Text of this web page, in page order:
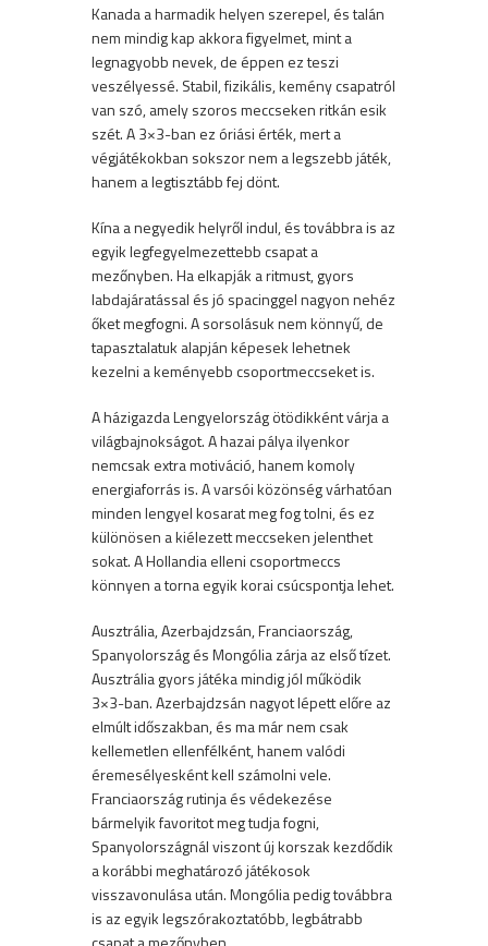
Kanada a harmadik helyen szerepel, és talán
nem mindig kap akkora figyelmet, mint a
legnagyobb nevek, de éppen ez teszi
veszélyessé. Stabil, fizikális, kemény csapatról
van szó, amely szoros meccseken ritkán esik
szét. A 3×3-ban ez óriási érték, mert a
végjátékokban sokszor nem a legszebb játék,
hanem a legtisztább fej dönt.
Kína a negyedik helyről indul, és továbbra is az
egyik legfegyelmezettebb csapat a
mezőnyben. Ha elkapják a ritmust, gyors
labdajáratással és jó spacinggel nagyon nehéz
őket megfogni. A sorsolásuk nem könnyű, de
tapasztalatuk alapján képesek lehetnek
kezelni a keményebb csoportmeccseket is.
A házigazda Lengyelország ötödikként várja a
világbajnokságot. A hazai pálya ilyenkor
nemcsak extra motiváció, hanem komoly
energiaforrás is. A varsói közönség várhatóan
minden lengyel kosarat meg fog tolni, és ez
különösen a kiélezett meccseken jelenthet
sokat. A Hollandia elleni csoportmeccs
könnyen a torna egyik korai csúcspontja lehet.
Ausztrália, Azerbajdzsán, Franciaország,
Spanyolország és Mongólia zárja az első tízet.
Ausztrália gyors játéka mindig jól működik
3×3-ban. Azerbajdzsán nagyot lépett előre az
elmúlt időszakban, és ma már nem csak
kellemetlen ellenfélként, hanem valódi
éremesélyesként kell számolni vele.
Franciaország rutinja és védekezése
bármelyik favoritot meg tudja fogni,
Spanyolországnál viszont új korszak kezdődik
a korábbi meghatározó játékosok
visszavonulása után. Mongólia pedig továbbra
is az egyik legszórakoztatóbb, legbátrabb